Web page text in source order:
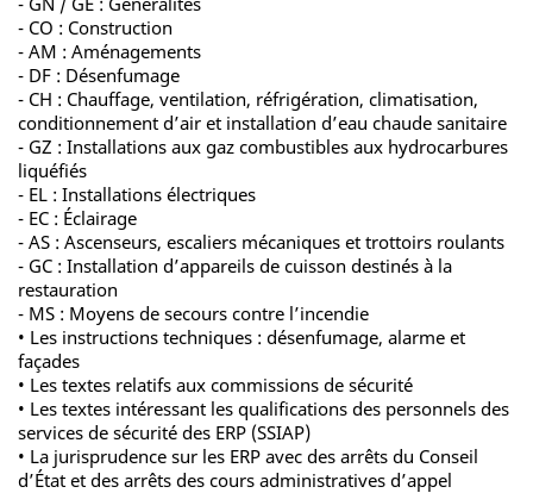
- CO : Construction
- AM : Aménagements
- DF : Désenfumage
- CH : Chauffage, ventilation, réfrigération, climatisation,
conditionnement d’air et installation d’eau chaude sanitaire
- GZ : Installations aux gaz combustibles aux hydrocarbures
liquéfiés
- EL : Installations électriques
- EC : Éclairage
- AS : Ascenseurs, escaliers mécaniques et trottoirs roulants
- GC : Installation d’appareils de cuisson destinés à la
restauration
- MS : Moyens de secours contre l’incendie
• Les instructions techniques : désenfumage, alarme et
façades
• Les textes relatifs aux commissions de sécurité
• Les textes intéressant les qualifications des personnels des
services de sécurité des ERP (SSIAP)
• La jurisprudence sur les ERP avec des arrêts du Conseil
d’État et des arrêts des cours administratives d’appel